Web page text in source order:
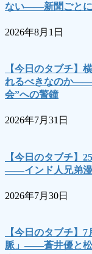
ない――新聞ごとに
2026年8月1日
【今日のタブチ】
れるべきなのか――
会”への警鐘
2026年7月31日
【今日のタブチ】
――インド人兄弟漫
2026年7月30日
【今日のタブチ】
脈」――蒼井優と松